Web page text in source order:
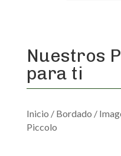
Nuestros
para ti
Inicio / Bordado /
Piccolo